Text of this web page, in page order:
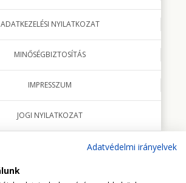
ADATKEZELÉSI NYILATKOZAT
MINŐSÉGBIZTOSÍTÁS
IMPRESSZUM
JOGI NYILATKOZAT
jog fenntartva Studio Italia Kft.
Adatvédelmi irányelvek